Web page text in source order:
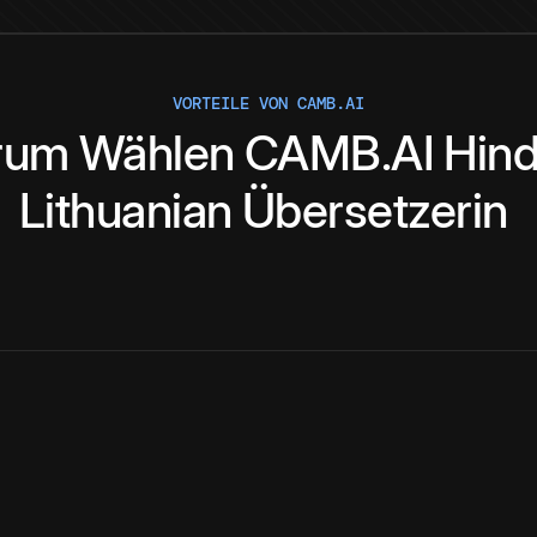
VORTEILE VON CAMB.AI
Wählen CAMB.AI
Lithuanian Übersetzerin